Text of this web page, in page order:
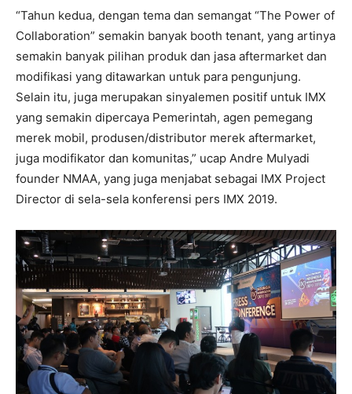
“Tahun kedua, dengan tema dan semangat “The Power of
Collaboration” semakin banyak booth tenant, yang artinya
semakin banyak pilihan produk dan jasa aftermarket dan
modifikasi yang ditawarkan untuk para pengunjung.
Selain itu, juga merupakan sinyalemen positif untuk IMX
yang semakin dipercaya Pemerintah, agen pemegang
merek mobil, produsen/distributor merek aftermarket,
juga modifikator dan komunitas,” ucap Andre Mulyadi
founder NMAA, yang juga menjabat sebagai IMX Project
Director di sela-sela konferensi pers IMX 2019.